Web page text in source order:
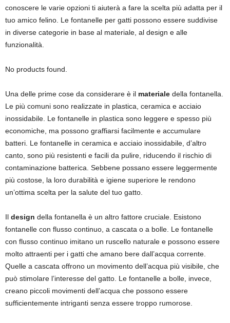
conoscere le varie opzioni ti aiuterà a fare la scelta più adatta per il
tuo amico felino. Le fontanelle per gatti possono essere suddivise
in diverse categorie in base al materiale, al design e alle
funzionalità.
No products found.
Una delle prime cose da considerare è il materiale della fontanella.
Le più comuni sono realizzate in plastica, ceramica e acciaio
inossidabile. Le fontanelle in plastica sono leggere e spesso più
economiche, ma possono graffiarsi facilmente e accumulare
batteri. Le fontanelle in ceramica e acciaio inossidabile, d’altro
canto, sono più resistenti e facili da pulire, riducendo il rischio di
contaminazione batterica. Sebbene possano essere leggermente
più costose, la loro durabilità e igiene superiore le rendono
un’ottima scelta per la salute del tuo gatto.
Il design della fontanella è un altro fattore cruciale. Esistono
fontanelle con flusso continuo, a cascata o a bolle. Le fontanelle
con flusso continuo imitano un ruscello naturale e possono essere
molto attraenti per i gatti che amano bere dall’acqua corrente.
Quelle a cascata offrono un movimento dell’acqua più visibile, che
può stimolare l’interesse del gatto. Le fontanelle a bolle, invece,
creano piccoli movimenti dell’acqua che possono essere
sufficientemente intriganti senza essere troppo rumorose.